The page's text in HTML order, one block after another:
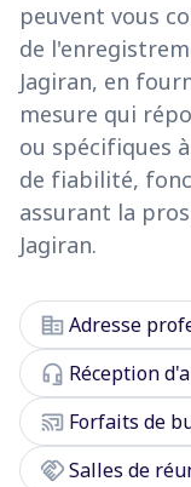
peuvent vous
de
Jagiran, en
mesure qui
ou spécifiques
de fiabilité,
assurant la
Jagiran.
corporate_fareAdresse
headset_mic Réception
cast_connected Forfaits de
handshakeSalles de